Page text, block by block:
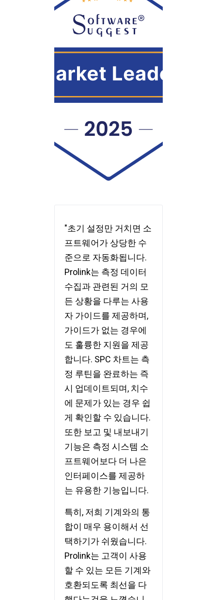
"초기 설정만 거치면 소
프트웨어가 상당한 수
준으로 자동화됩니다.
Prolink는 측정 데이터
수집과 관련된 거의 모
든 상황을 다루는 사용
자 가이드를 제공하며,
가이드가 없는 경우에
도 훌륭한 지원을 제공
합니다. SPC 차트는 측
정 루틴을 완료하는 즉
시 업데이트되며, 치수
에 문제가 있는 경우 쉽
게 확인할 수 있습니다.
또한 보고 및 내보내기
기능은 측정 시스템 소
프트웨어보다 더 나은
인터페이스를 제공하
는 유용한 기능입니다.
특히, 저희 기계와의 통
합이 매우 용이해서 선
택하기가 쉬웠습니다.
Prolink는 고객이 사용
할 수 있는 모든 기계와
호환되도록 최선을 다